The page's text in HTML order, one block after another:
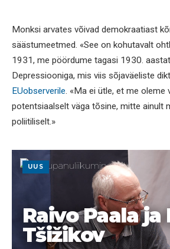
Monksi arvates võivad demokraatiast
säästumeetmed. «See on kohutavalt
1931, me pöördume tagasi 1930.
Depressiooniga, mis viis sõjaväeliste
EUobserverile. «Ma ei ütle, et me oleme
potentsiaalselt väga tõsine, mitte ainult
poliitiliselt.»
UUS
Raivo Paala
Tšižikov